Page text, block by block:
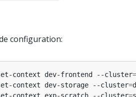
configuration:
context dev-frontend --cluster=
context dev-storage --cluster=